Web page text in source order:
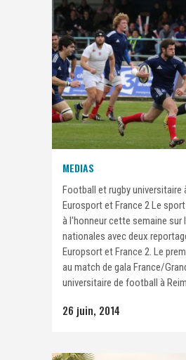
MEDIAS
Football et rugby universitaire
Eurosport et France 2 Le
à l'honneur cette semaine sur
nationales avec deux
Europsort et France 2. Le
au match de gala France/
universitaire de football à
26 juin, 2014